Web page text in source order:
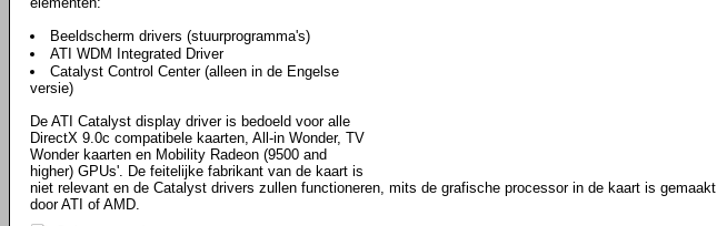
Beeldscherm drivers (stuurprogramma's)
ATI WDM Integrated Driver
Catalyst Control Center (alleen in de Engelse
versie)
De ATI Catalyst display driver is bedoeld voor alle
DirectX 9.0c compatibele kaarten, All-in Wonder, TV
Wonder kaarten en Mobility Radeon (9500 and
higher) GPUs'. De feitelijke fabrikant van de kaart is
niet relevant en de Catalyst drivers zullen functioneren, mits de grafische processor in de kaart is gemaakt
door ATI of AMD.